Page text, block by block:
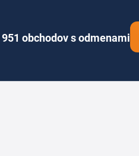
obchodov s odmenami